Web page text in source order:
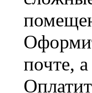
почте,